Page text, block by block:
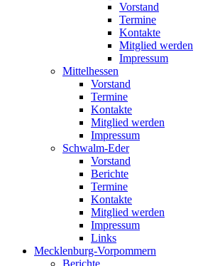
Vorstand
Termine
Kontakte
Mitglied werden
Impressum
Mittelhessen
Vorstand
Termine
Kontakte
Mitglied werden
Impressum
Schwalm-Eder
Vorstand
Berichte
Termine
Kontakte
Mitglied werden
Impressum
Links
Mecklenburg-Vorpommern
Berichte